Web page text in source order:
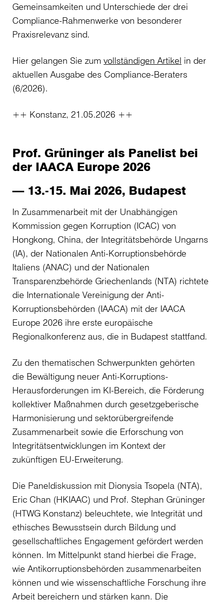
Gemeinsamkeiten und Unterschiede der drei
Compliance-Rahmenwerke von besonderer
Praxisrelevanz sind.
Hier gelangen Sie zum vollständigen Artikel in der
aktuellen Ausgabe des Compliance-Beraters
(6/2026).
++ Konstanz, 21.05.2026 ++
Prof. Grüninger als Panelist bei
der IAACA Europe 2026
— 13.-15. Mai 2026, Budapest
In Zusammenarbeit mit der Unabhängigen
Kommission gegen Korruption (ICAC) von
Hongkong, China, der Integritätsbehörde Ungarns
(IA), der Nationalen Anti-Korruptionsbehörde
Italiens (ANAC) und der Nationalen
Transparenzbehörde Griechenlands (NTA) richtete
die Internationale Vereinigung der Anti-
Korruptionsbehörden (IAACA) mit der IAACA
Europe 2026 ihre erste europäische
Regionalkonferenz aus, die in Budapest stattfand.
Zu den thematischen Schwerpunkten gehörten
die Bewältigung neuer Anti-Korruptions-
Herausforderungen im KI-Bereich, die Förderung
kollektiver Maßnahmen durch gesetzgeberische
Harmonisierung und sektorübergreifende
Zusammenarbeit sowie die Erforschung von
Integritätsentwicklungen im Kontext der
zukünftigen EU-Erweiterung.
Die Paneldiskussion mit Dionysia Tsopela (NTA),
Eric Chan (HKIAAC) und Prof. Stephan Grüninger
(HTWG Konstanz) beleuchtete, wie Integrität und
ethisches Bewusstsein durch Bildung und
gesellschaftliches Engagement gefördert werden
können. Im Mittelpunkt stand hierbei die Frage,
wie Antikorruptionsbehörden zusammenarbeiten
können und wie wissenschaftliche Forschung ihre
Arbeit bereichern und stärken kann. Die